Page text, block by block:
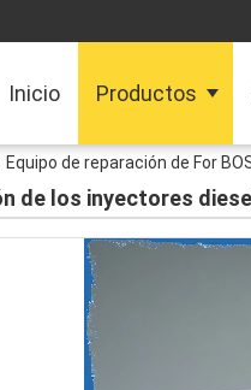
Inicio Productos
Equipo de reparación de For
de los inyectores